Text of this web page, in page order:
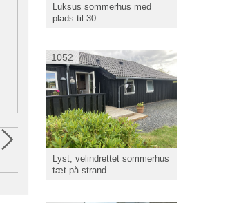
Luksus sommerhus med
plads til 30
1052
Lyst, velindrettet sommerhus
tæt på strand